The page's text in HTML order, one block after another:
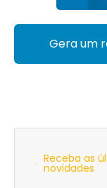
Gera um
Receba as
novidades